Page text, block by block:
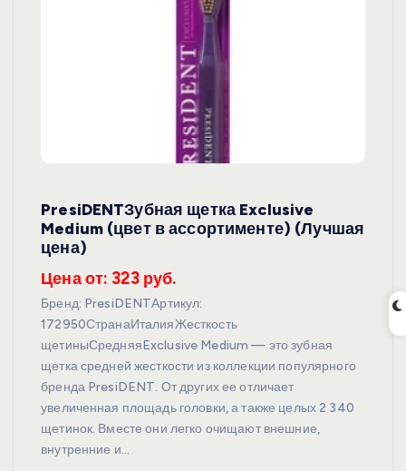
PresiDENTЗубная щетка Exclusive
Medium (цвет в ассортименте) (Лучшая
цена)
Цена от: 323 руб.
Бренд: PresiDENTАртикул:
172950СтранаИталияЖесткость
щетиныСредняяExclusive Medium — это зубная
щетка средней жесткости из коллекции популярного
бренда PresiDENT. От других ее отличает
увеличенная площадь головки, а также целых 2 340
щетинок. Вместе они легко очищают внешние,
внутренние и…